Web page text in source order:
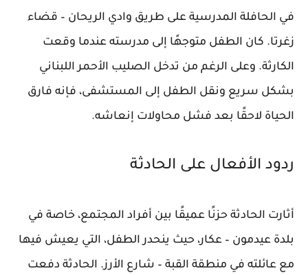
في الحافلة المدرسية على طريق وادي الريحان – قضاء
زغرتا. كان الطفل متوجهًا إلى مدرسته عندما وقعت
الكارثة. وعلى الرغم من تدخل الصليب الأحمر اللبناني
بشكل سريع ونقل الطفل إلى المستشفى، فإنه فارق
الحياة لاحقًا بعد فشل محاولات إنعاشه.
ردود الأفعال على الحادثة
أثارت الحادثة حزنًا عميقًا بين أفراد المجتمع، خاصة في
بلدة عيدمون – عكار، حيث ينحدر الطفل، التي يعيش فيها
مع عائلته في منطقة القبة – شارع الأرز. الحادثة دفعت